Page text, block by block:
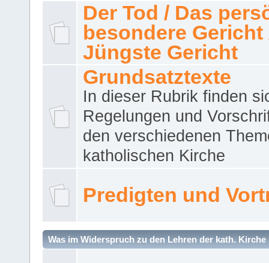
Der Tod / Das
besondere Gericht
Jüngste Gericht
Grundsatztexte
In dieser Rubrik finden
Regelungen und
den verschiedenen
katholischen Kirche
Predigten und
Was im Widerspruch zu den Lehren der kath. Kirche